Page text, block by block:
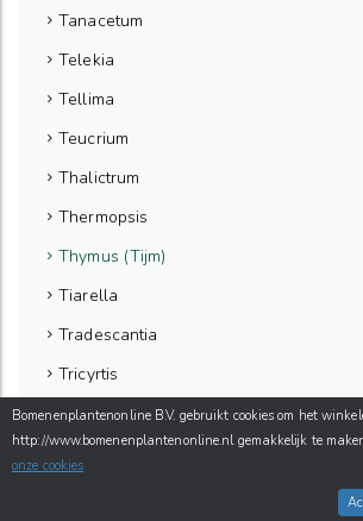
Tanacetum
Telekia
Tellima
Teucrium
Thalictrum
Thermopsis
Thymus (Tijm)
Tiarella
Tradescantia
Tricyrtis
Trifolium
Bomenenplantenonline B.V. gebruikt cookies om het
http://www.bomenenplantenonline.nl gemakkelijk te
onze cookies